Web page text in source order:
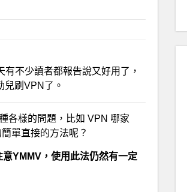
不少讀者都報告說又好用了，
兒刷VPN了。
各樣的問題，比如 VPN 哪家
單直接的方法呢？
意YMMV，使用此法仍然有一定